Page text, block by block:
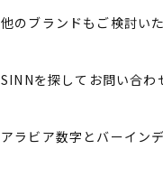
他のブランドもご検討い
SINNを探してお問い合わ
アラビア数字とバーイン